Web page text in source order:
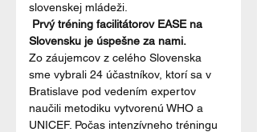
slovenskej mládeži.
Slovensku je úspešne za nami.
Zo záujemcov z celého Slovenska
sme vybrali 24 účastníkov, ktorí sa v
Bratislave pod vedením expertov
naučili metodiku vytvorenú WHO a
UNICEF. Počas intenzívneho tréningu